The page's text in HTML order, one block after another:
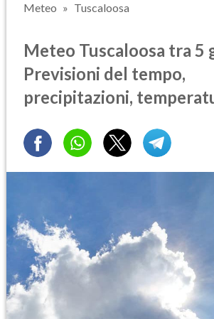
Meteo Tuscaloosa
Meteo Tuscaloosa tra 5
Previsioni del tempo,
precipitazioni,